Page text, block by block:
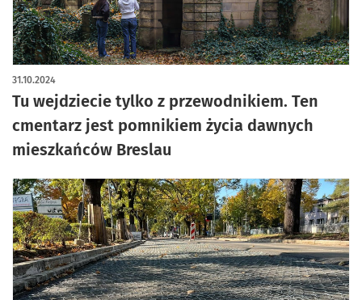
Tu wejdziecie tylko z przewodnikiem. Ten
cmentarz jest pomnikiem życia dawnych
mieszkańców Breslau
31.10.2024
artykuł z galerią zdjęć